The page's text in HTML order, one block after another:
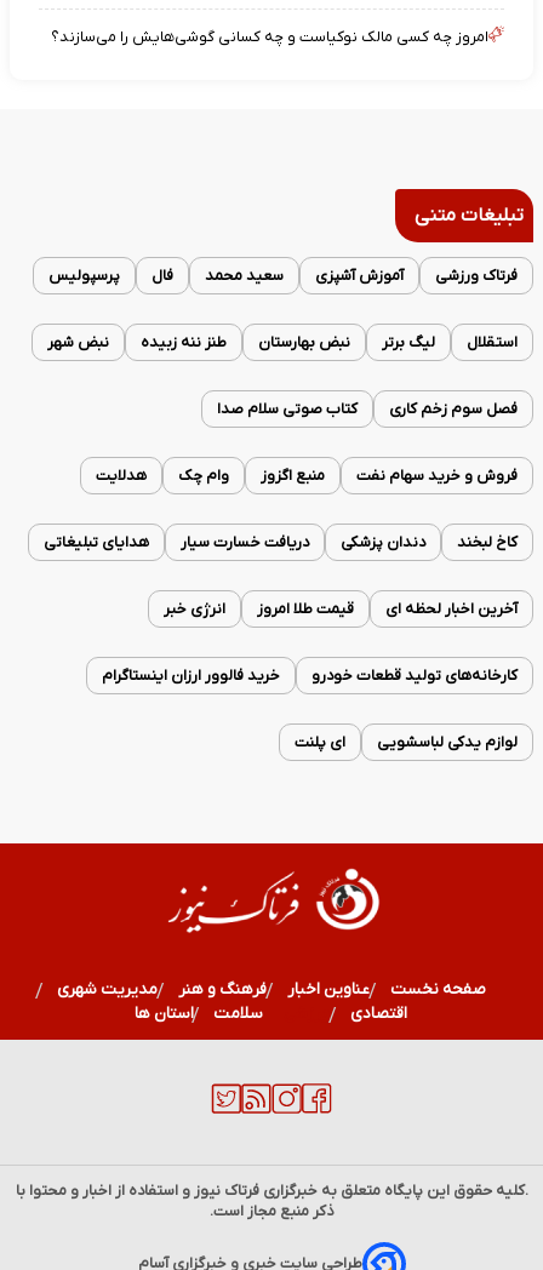
امروز چه کسی مالک نوکیاست و چه کسانی گوشی‌هایش را می‌سازند؟
تبلیغات متنی
فرتاک ورزشی آموزش آشپزی سعید محمد فال پرسپولیس
استقلال لیگ برتر نبض بهارستان طنز ننه زبیده نبض شهر
فصل سوم زخم کاری کتاب صوتی سلام صدا
فروش و خرید سهام نفت منبع اگزوز وام چک هدلایت
کاخ لبخند دندان پزشکی دریافت خسارت سیار هدایای تبلیغاتی
آخرین اخبار لحظه ای قیمت طلا امروز انرژی خبر
کارخانه‌های تولید قطعات خودرو خرید فالوور ارزان اینستاگرام
لوازم یدکی لباسشویی ای پلنت
صفحه نخست عناوین اخبار فرهنگ و هنر
مدیریت شهری
اقتصادی
ورزشی سلامت استان ها
.کلیه حقوق این پایگاه متعلق به خبرگزاریفرتاک نیوز و استفاده از اخبار و محتوا با
ذکر منبع مجاز است.
طراحی سایت خبری و خبرگزاری آسام